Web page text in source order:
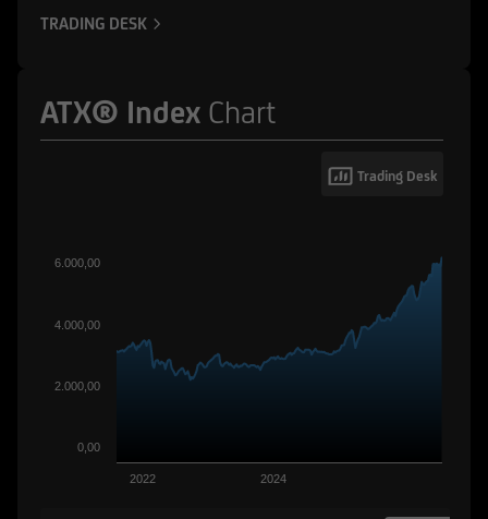
TRADING DESK
ATX® Index Chart
Trading Desk
2022 2024
0,00
2.000,00
4.000,00
6.000,00